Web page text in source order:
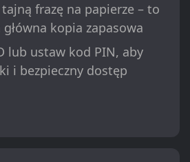
frazę na papierze – to
kopia zapasowa
lub ustaw kod PIN, aby
i bezpieczny dostęp